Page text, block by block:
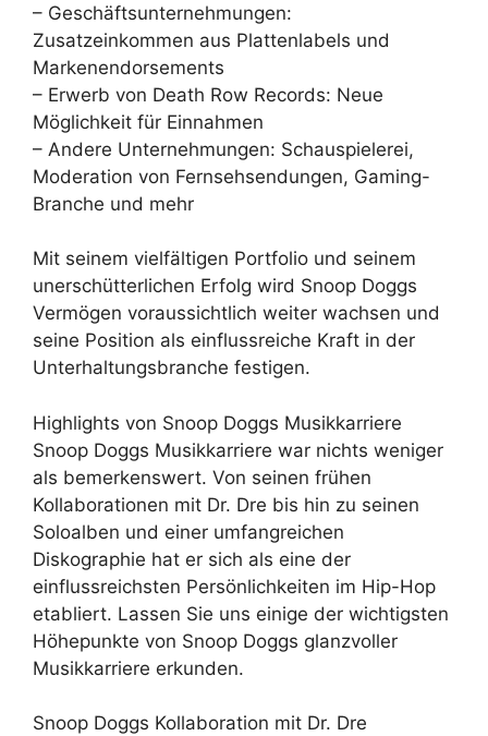
– Geschäftsunternehmungen:
Zusatzeinkommen aus Plattenlabels und
Markenendorsements
– Erwerb von Death Row Records: Neue
Möglichkeit für Einnahmen
– Andere Unternehmungen: Schauspielerei,
Moderation von Fernsehsendungen, Gaming-
Branche und mehr
Mit seinem vielfältigen Portfolio und seinem
unerschütterlichen Erfolg wird Snoop Doggs
Vermögen voraussichtlich weiter wachsen und
seine Position als einflussreiche Kraft in der
Unterhaltungsbranche festigen.
Highlights von Snoop Doggs Musikkarriere
Snoop Doggs Musikkarriere war nichts weniger
als bemerkenswert. Von seinen frühen
Kollaborationen mit Dr. Dre bis hin zu seinen
Soloalben und einer umfangreichen
Diskographie hat er sich als eine der
einflussreichsten Persönlichkeiten im Hip-Hop
etabliert. Lassen Sie uns einige der wichtigsten
Höhepunkte von Snoop Doggs glanzvoller
Musikkarriere erkunden.
Snoop Doggs Kollaboration mit Dr. Dre